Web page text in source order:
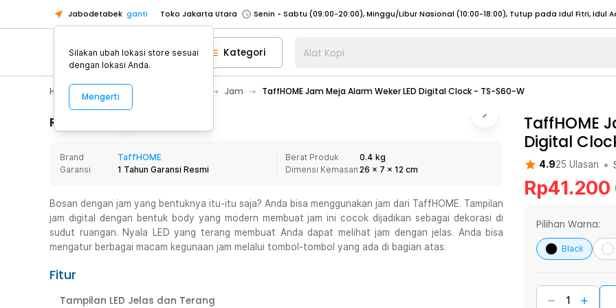
Jabodetabek ganti Toko Jakarta Utara
Toko Tangerang
Toko Cikupa
Pick n Go Jakarta Barat
Senin - Jumat (07:00 - 20:00), Sabtu - Minggu (08:00 - 20:00), Tutup pada Idul Fitri
Pick n Go Bekasi
Senin - Jumat (08:00 - 20:00), Sabtu - Minggu/ Libur Nasional (08:00 - 17:00)
Senin - Jumat (08:00 - 20:00), Sabtu - Minggu/ Libur Nasional (08:00 - 17:00) Selengkapnya
Senin - Sabtu (09:00-20:00), Minggu/Libur Nasional (12:00-20:00), Tutup pada Idul Fitri
Toko Jakarta Barat
Senin - Sabtu (09:00-20:00), Minggu/Libur Nasional (12:00-20:00), Tutup pada Idul Fitri
Toko Tangerang
Toko Cikupa
Pick n Go Jakarta Barat
Senin - Jumat (07:00 - 20:00), Sabtu - Minggu (08:00 - 20:00), Tutup pada Idul Fitri
Selengkapnya
Kategori Alat Kopi
Home Appliance Jam TaffHOME Jam Meja Alarm Weker LED Digital Clock - TS-S60-W
Rincian Produk
Brand
TaffHOME
Garansi
1 Tahun Garansi Resmi
Berat Produk
0.4 kg
Dimensi Kemasan 26 x 7 x 12 cm
Bosan dengan jam yang bentuknya itu-itu saja? Anda bisa menggunakan jam dari TaffHOME. Tampilan
jam digital dengan bentuk body yang modern membuat jam ini cocok dijadikan sebagai dekorasi di
sudut ruangan. Nyala LED yang terang membuat Anda dapat melihat jam dengan jelas. Anda bisa
mengatur berbagai macam kegunaan jam melalui tombol-tombol yang ada di bagian atas.
Fitur
Tampilan LED Jelas dan Terang
TaffHOME
Digital
4.925 Ulasan •
Rp41.200
Pilihan Warna:
Black
Silakan ubah lokasi store sesuai
dengan lokasi Anda.
Mengerti